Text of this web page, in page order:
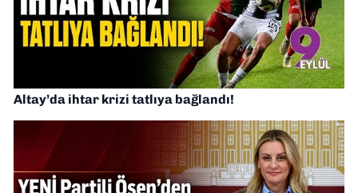
Altay’da ihtar krizi tatlıya bağlandı!